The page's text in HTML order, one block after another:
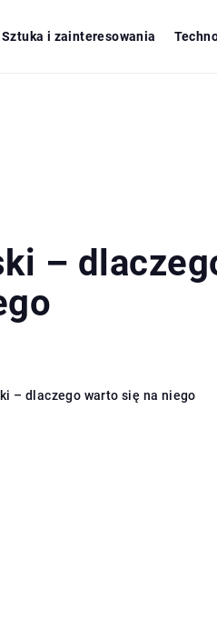
Sztuka i zainteresowania
–
– dlaczego warto się na niego